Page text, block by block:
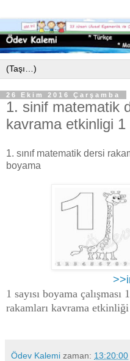
26 Ekim 2016 Çarşamba
1. sinif matematik
kavrama etkinligi
1. sınıf matematik dersi
boyama
1 sayısı boyama
rakamları kavrama etkinliği
Ödev Kalemi zaman: 13:20:00